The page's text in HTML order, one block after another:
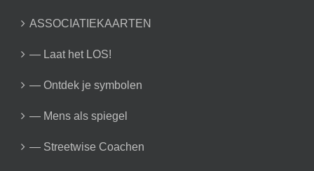
ASSOCIATIEKAARTEN
— Laat het LOS!
— Ontdek je symbolen
— Mens als spiegel
— Streetwise Coachen